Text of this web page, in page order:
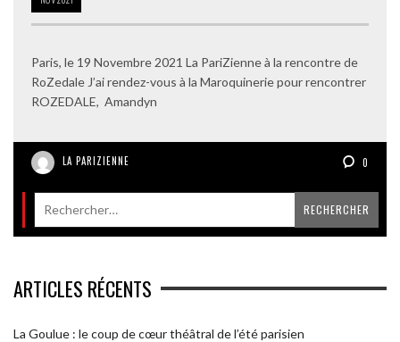
Paris, le 19 Novembre 2021 La PariZienne à la rencontre de
RoZedale J’ai rendez-vous à la Maroquinerie pour rencontrer
ROZEDALE, Amandyn
LA PARIZIENNE 0
ARTICLES RÉCENTS
La Goulue : le coup de cœur théâtral de l’été parisien